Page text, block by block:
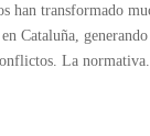
han transformado
Cataluña,
La